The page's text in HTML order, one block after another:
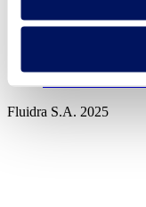
Fluidra S.A. 2025